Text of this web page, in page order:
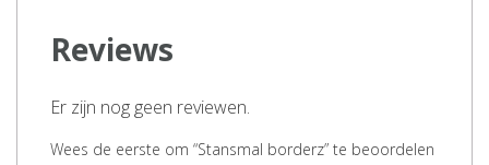
Reviews
Er zijn nog geen reviewen.
Wees de eerste om “Stansmal borderz” te beoordelen